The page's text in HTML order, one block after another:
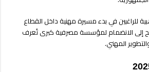
دفعات
2022
وحتى
للراغبين في بدء مسيرة مهنية داخل القطاع
إلى الانضمام لمؤسسة مصرفية كبرى تُعرف
المهني.